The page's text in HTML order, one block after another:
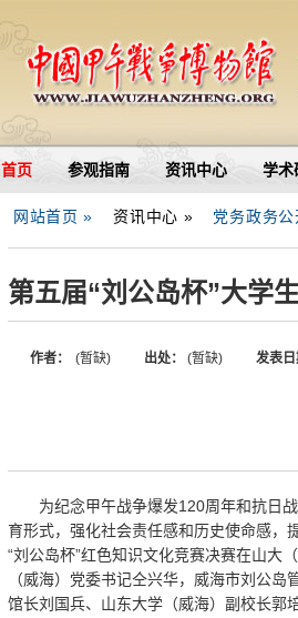
首页 参观指南 资讯中心 学术
网站首页 » 资讯中心 » 党务政务公
第五届“刘公岛杯”大学
作者： (暂缺) 出处： (暂缺) 发表日
为纪念甲午战争爆发120周年和抗日
育形式，强化社会责任感和历史使命感，
“刘公岛杯”红色知识文化竞赛决赛在山大
（威海）党委书记仝兴华，威海市刘公
馆长刘国兵、山东大学（威海）副校长郭